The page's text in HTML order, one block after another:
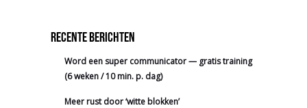
Recente berichten
Word een super communicator — gratis training
(6 weken / 10 min. p. dag)
Meer rust door ‘witte blokken’